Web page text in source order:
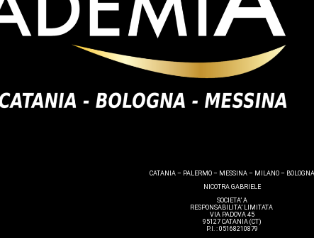
CATANIA – PALERMO – MESSINA – MILANO – BOLOGNA
NICOTRA GABRIELE
SOCIETA’ A
RESPONSABILITA’ LIMITATA
VIA PADOVA 45
95127 CATANIA (CT)
P.I. : 05168210879